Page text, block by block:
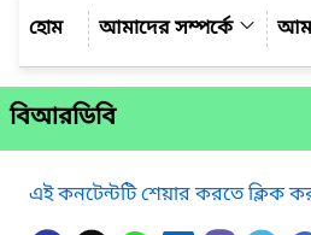
আমাদের সম্পর্কে
বিআরডিবি
এই কনটেন্টটি শেয়ার করতে ক্লিক